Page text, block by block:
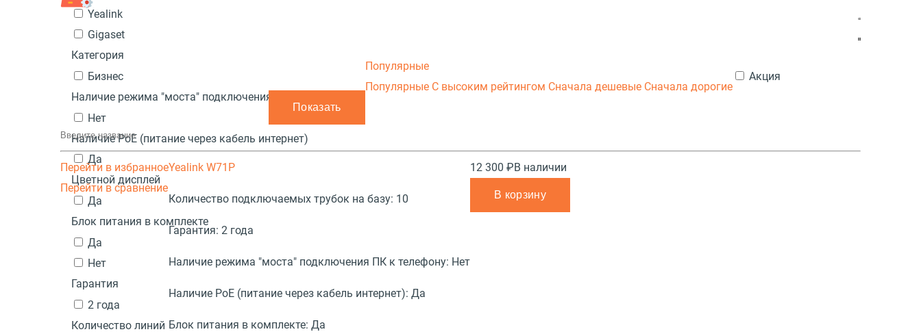
Yealink
Gigaset
Категория
Бизнес
Наличие режима "моста" подключения ПК к телефону
Нет
Наличие PoE (питание через кабель интернет)
Да
Цветной дисплей
Да
Блок питания в комплекте
Да
Нет
Гарантия
2 года
Количество линий
Популярные
Популярные С высоким рейтингом Сначала дешевые Сначала дорогие
Акция
Перейти в избранное
Перейти в сравнение
Yealink W71P
Количество подключаемых трубок на базу: 10
Гарантия: 2 года
Наличие режима "моста" подключения ПК к телефону: Нет
Наличие PoE (питание через кабель интернет): Да
Блок питания в комплекте: Да
12 300 ₽В наличии
В корзину